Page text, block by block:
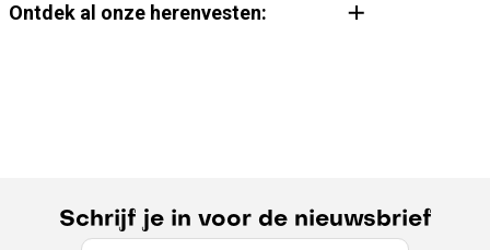
Ontdek al onze herenvesten:
Schrijf je in voor de nieuwsbrief